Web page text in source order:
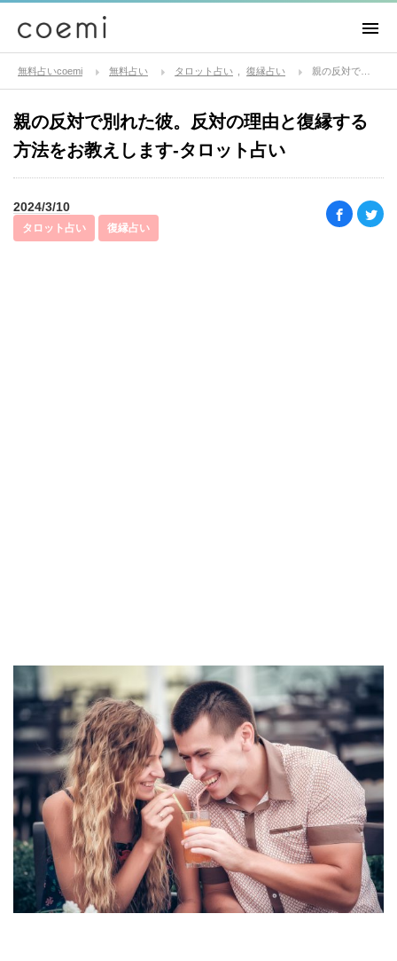
無料占いcoemi 無料占い タロット占い 復縁占い
親の反対で別れた彼。反対の理由と復縁する
方法をお教えします-タロット占い
2024/3/10
タロット占い 復縁占い